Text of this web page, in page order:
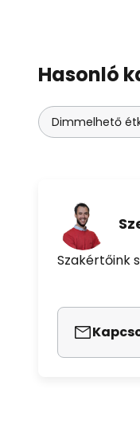
Hasonló
Dimmelhető
Szakértőink